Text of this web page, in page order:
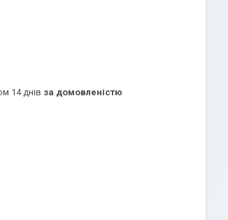
14 днів за домовленістю